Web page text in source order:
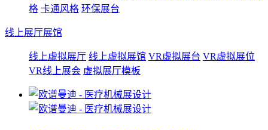
格 卡通风格 环保展台
线上展厅展馆
线上虚拟展厅 线上虚拟展馆 VR虚拟展台 VR虚拟展位
VR线上展会 虚拟展厅模板